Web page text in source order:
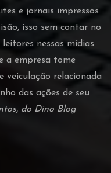
e jornais impressos
isso sem contar no
nessas mídias.
a empresa tome
veiculação relacionada
das ações de seu
do Dino Blog